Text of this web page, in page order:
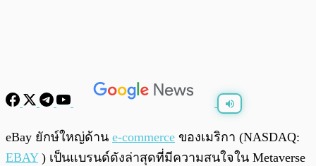
พร้อมเล่น
eBay ยักษ์ใหญ่ด้าน e-commerce ของเมริกา (NASDAQ:
EBAY) เป็นแบรนด์ดังล่าสุดที่มีความสนใจใน Metaverse